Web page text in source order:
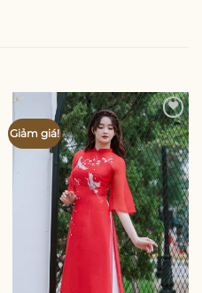
Giảm giá!
Add to
wishlist